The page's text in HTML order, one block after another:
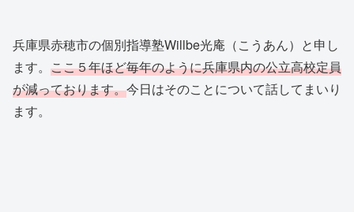
兵庫県赤穂市の個別指導塾Willbe光庵（こうあん）と申し
ます。 ここ５年ほど毎年のように兵庫県内の公立高校定員
が減っております。今日はそのことについて話してまいり
ます。